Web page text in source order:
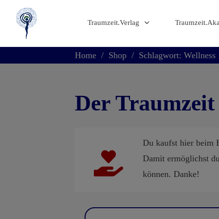
Traumzeit.Verlag
Home / Shop / Schlagwort: Wellness
Der Traumzeit
Du kaufst hier beim
Damit ermöglichst
können. Danke!